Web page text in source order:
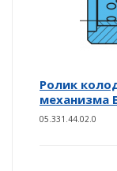
Ролик
механизма
05.331.44.02.0